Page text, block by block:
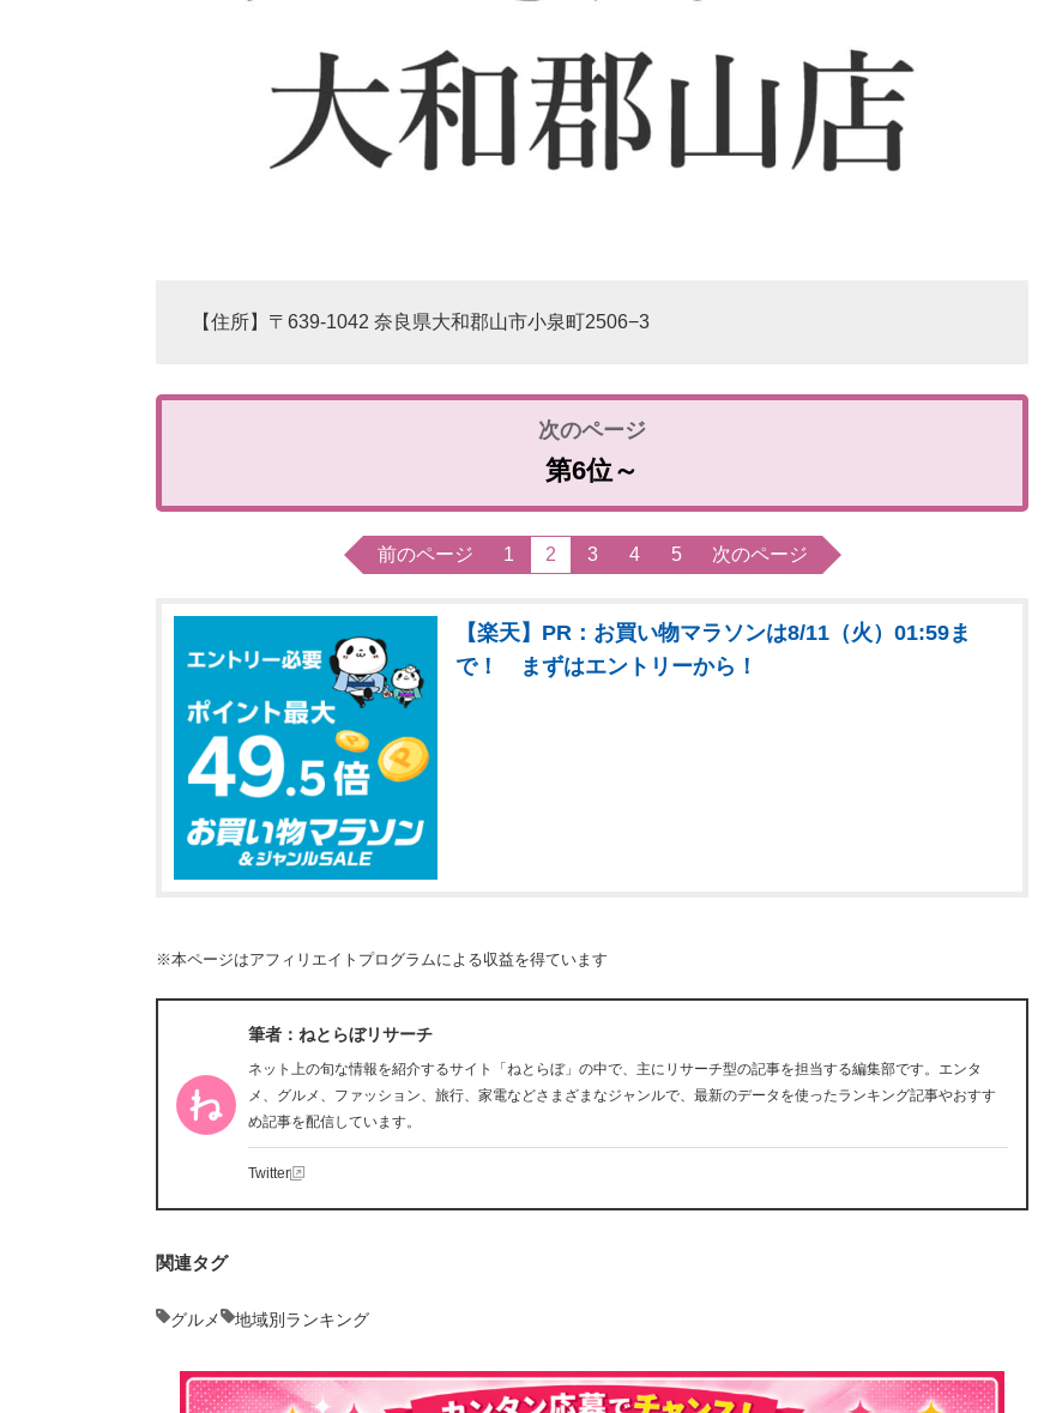
【住所】〒639-1042 奈良県大和郡山市小泉町2506−3
第6位～
前のページ 1 2 3 4 5 次のページ
【楽天】PR：お買い物マラソンは8/11（火）01:59ま
で！ まずはエントリーから！
※本ページはアフィリエイトプログラムによる収益を得ています
筆者：ねとらぼリサーチ
ネット上の旬な情報を紹介するサイト「ねとらぼ」の中で、主にリサーチ型の記事を担当する編集部です。エンタ
メ、グルメ、ファッション、旅行、家電などさまざまなジャンルで、最新のデータを使ったランキング記事やおすす
め記事を配信しています。
Twitter
関連タグ
グルメ 地域別ランキング